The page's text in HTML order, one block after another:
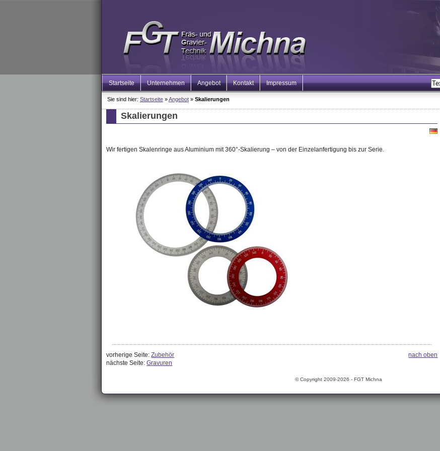
Startseite Unternehmen Angebot Kontakt Impressum
Sie sind hier: Startseite»Angebot» Skalierungen
Skalierungen
Wir fertigen Skalenringe aus Aluminium mit 360°-Skalierung – von der Einzelanfertigung bis zur Serie.
nach oben
vorherige Seite:Zubehör
nächste Seite:Gravuren
© Copyright 2009-2026 - FGT Michna